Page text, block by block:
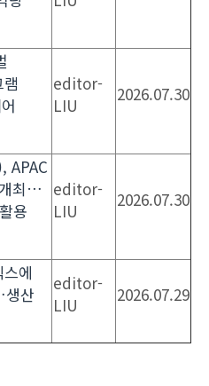
editor-
LIU
2026.07.30
APAC
최…
용
editor-
LIU
2026.07.30
에
산
editor-
LIU
2026.07.29